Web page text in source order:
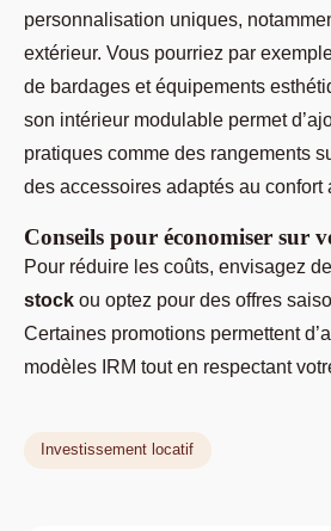
personnalisation uniques,
extérieur. Vous pourriez par
de bardages et équipements
son intérieur modulable permet
pratiques comme des rangements
des accessoires adaptés au confort
Conseils pour économiser sur
Pour réduire les coûts, envisagez
stock ou optez pour des offres
Certaines promotions permettent
modèles IRM tout en respectant
Investissement locatif